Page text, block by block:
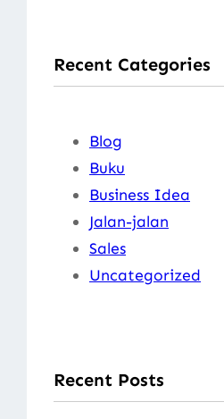
c
h
Recent Categories
Blog
Buku
Business Idea
Jalan-jalan
Sales
Uncategorized
Recent Posts